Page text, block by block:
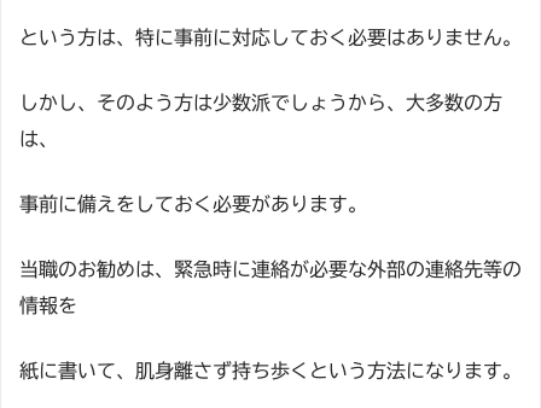
という方は、特に事前に対応しておく必要はありません。
しかし、そのよう方は少数派でしょうから、大多数の方
は、
事前に備えをしておく必要があります。
当職のお勧めは、緊急時に連絡が必要な外部の連絡先等の
情報を
紙に書いて、肌身離さず持ち歩くという方法になります。